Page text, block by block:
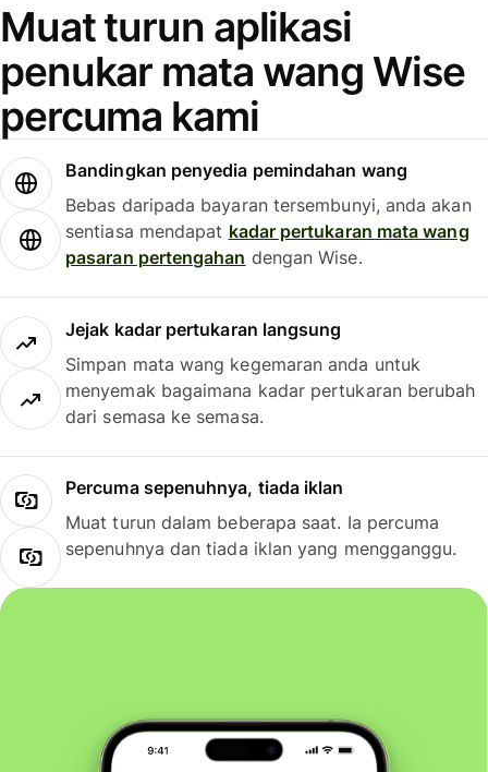
Muat turun aplikasi
penukar mata wang Wise
percuma kami
Bandingkan penyedia pemindahan wang
Bebas daripada bayaran tersembunyi, anda akan
sentiasa mendapat kadar pertukaran mata wang
pasaran pertengahan dengan Wise.
Jejak kadar pertukaran langsung
Simpan mata wang kegemaran anda untuk
menyemak bagaimana kadar pertukaran berubah
dari semasa ke semasa.
Percuma sepenuhnya, tiada iklan
Muat turun dalam beberapa saat. Ia percuma
sepenuhnya dan tiada iklan yang mengganggu.